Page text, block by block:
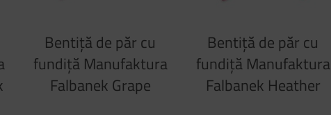
Bentiță de păr cu
fundiță Manufaktura
Falbanek Grape
Bentiță de păr cu
fundiță Manufaktura
Falbanek Heather